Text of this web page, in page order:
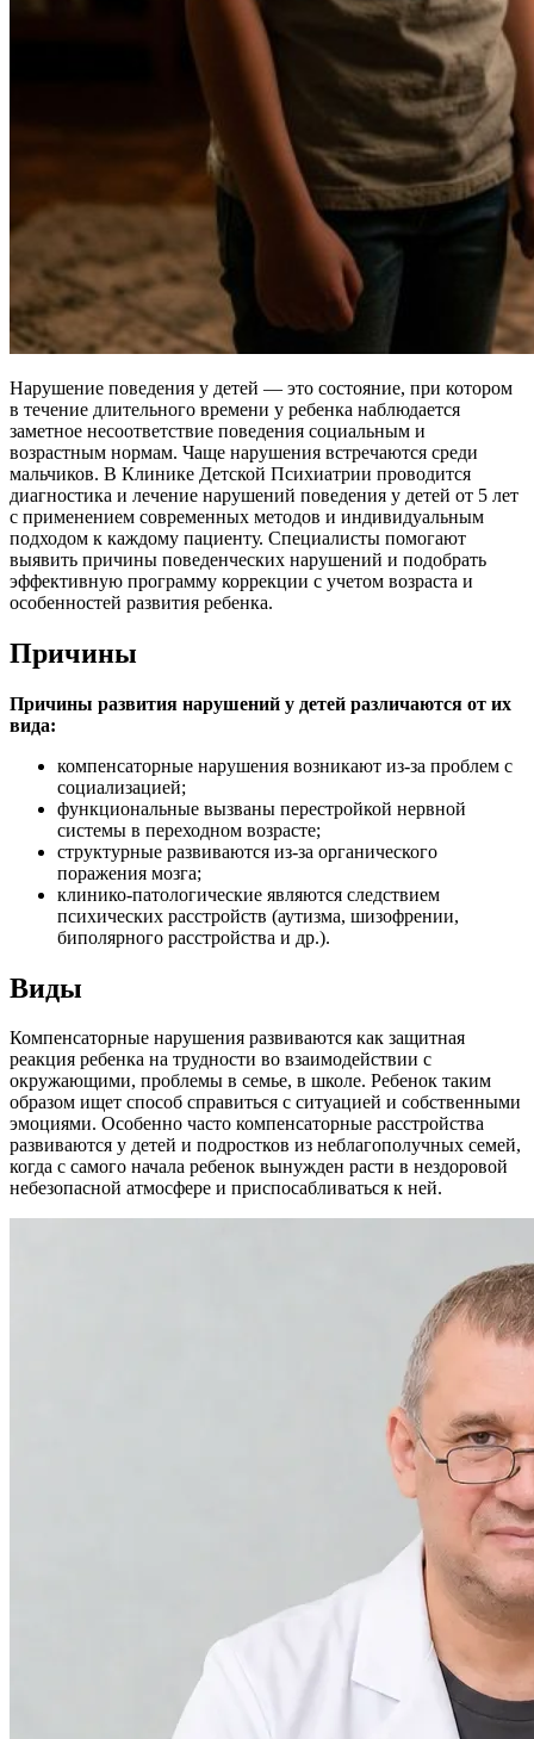
Нарушение поведения у детей — это состояние, при котором
в течение длительного времени у ребенка наблюдается
заметное несоответствие поведения социальным и
возрастным нормам. Чаще нарушения встречаются среди
мальчиков. В Клинике Детской Психиатрии проводится
диагностика и лечение нарушений поведения у детей от 5 лет
с применением современных методов и индивидуальным
подходом к каждому пациенту. Специалисты помогают
выявить причины поведенческих нарушений и подобрать
эффективную программу коррекции с учетом возраста и
особенностей развития ребенка.
Причины
Причины развития нарушений у детей различаются от их
вида:
компенсаторные нарушения возникают из-за проблем с
социализацией;
функциональные вызваны перестройкой нервной
системы в переходном возрасте;
структурные развиваются из-за органического
поражения мозга;
клинико-патологические являются следствием
психических расстройств (аутизма, шизофрении,
биполярного расстройства и др.).
Виды
Компенсаторные нарушения развиваются как защитная
реакция ребенка на трудности во взаимодействии с
окружающими, проблемы в семье, в школе. Ребенок таким
образом ищет способ справиться с ситуацией и собственными
эмоциями. Особенно часто компенсаторные расстройства
развиваются у детей и подростков из неблагополучных семей,
когда с самого начала ребенок вынужден расти в нездоровой
небезопасной атмосфере и приспосабливаться к ней.